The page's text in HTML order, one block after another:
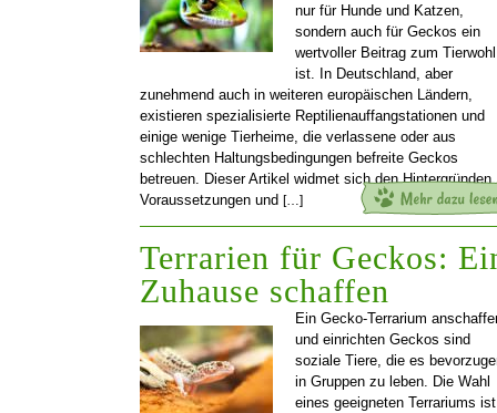
nur für Hunde und Katzen,
sondern auch für Geckos ein
wertvoller Beitrag zum Tierwohl
ist. In Deutschland, aber
zunehmend auch in weiteren europäischen Ländern,
existieren spezialisierte Reptilienauffangstationen und
einige wenige Tierheime, die verlassene oder aus
schlechten Haltungsbedingungen befreite Geckos
betreuen. Dieser Artikel widmet sich den Hintergründen,
Voraussetzungen und […]
Terrarien für Geckos:
Zuhause schaffen
Ein Gecko-Terrarium
und einrichten Geckos sind
soziale Tiere, die es
in Gruppen zu leben. Die Wahl
eines geeigneten Terrariums ist